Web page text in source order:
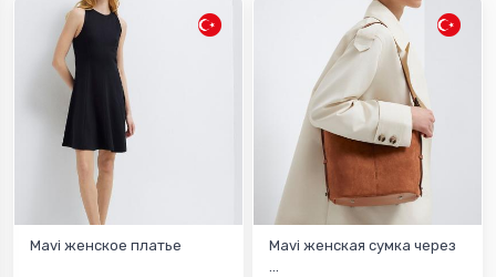
Mavi женское платье
Mavi женская сумка через
...